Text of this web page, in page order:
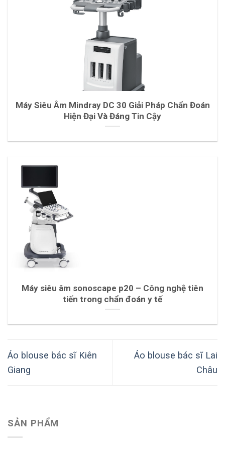
Máy Siêu Âm Mindray DC 30 Giải Pháp Chẩn Đoán
Hiện Đại Và Đáng Tin Cậy
Máy siêu âm sonoscape p20 – Công nghệ tiên
tiến trong chẩn đoán y tế
Áo blouse bác sĩ Kiên
Giang
Áo blouse bác sĩ Lai
Châu
SẢN PHẨM